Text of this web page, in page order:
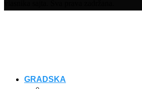
GRADSKA